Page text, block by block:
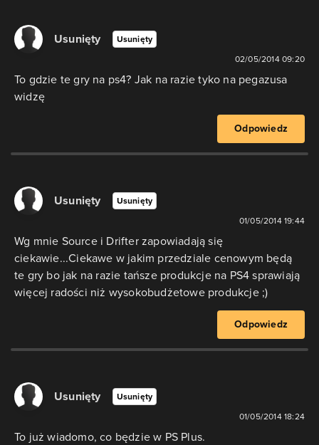
Usunięty Usunięty
02/05/2014 09:20
To gdzie te gry na ps4? Jak na razie tyko na pegazusa
widzę
Odpowiedz
Usunięty Usunięty
01/05/2014 19:44
Wg mnie Source i Drifter zapowiadają się
ciekawie...Ciekawe w jakim przedziale cenowym będą
te gry bo jak na razie tańsze produkcje na PS4 sprawiają
więcej radości niż wysokobudżetowe produkcje ;)
Odpowiedz
Usunięty Usunięty
01/05/2014 18:24
To już wiadomo, co będzie w PS Plus.